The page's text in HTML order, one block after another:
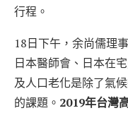
行程。
18日下午，余尚儒理
日本醫師會、日本在
及人口老化是除了氣
的課題。 2019年台灣